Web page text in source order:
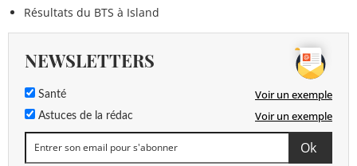
Résultats du BTS à Island
NEWSLETTERS
Santé Voir un exemple
Astuces de la rédac Voir un exemple